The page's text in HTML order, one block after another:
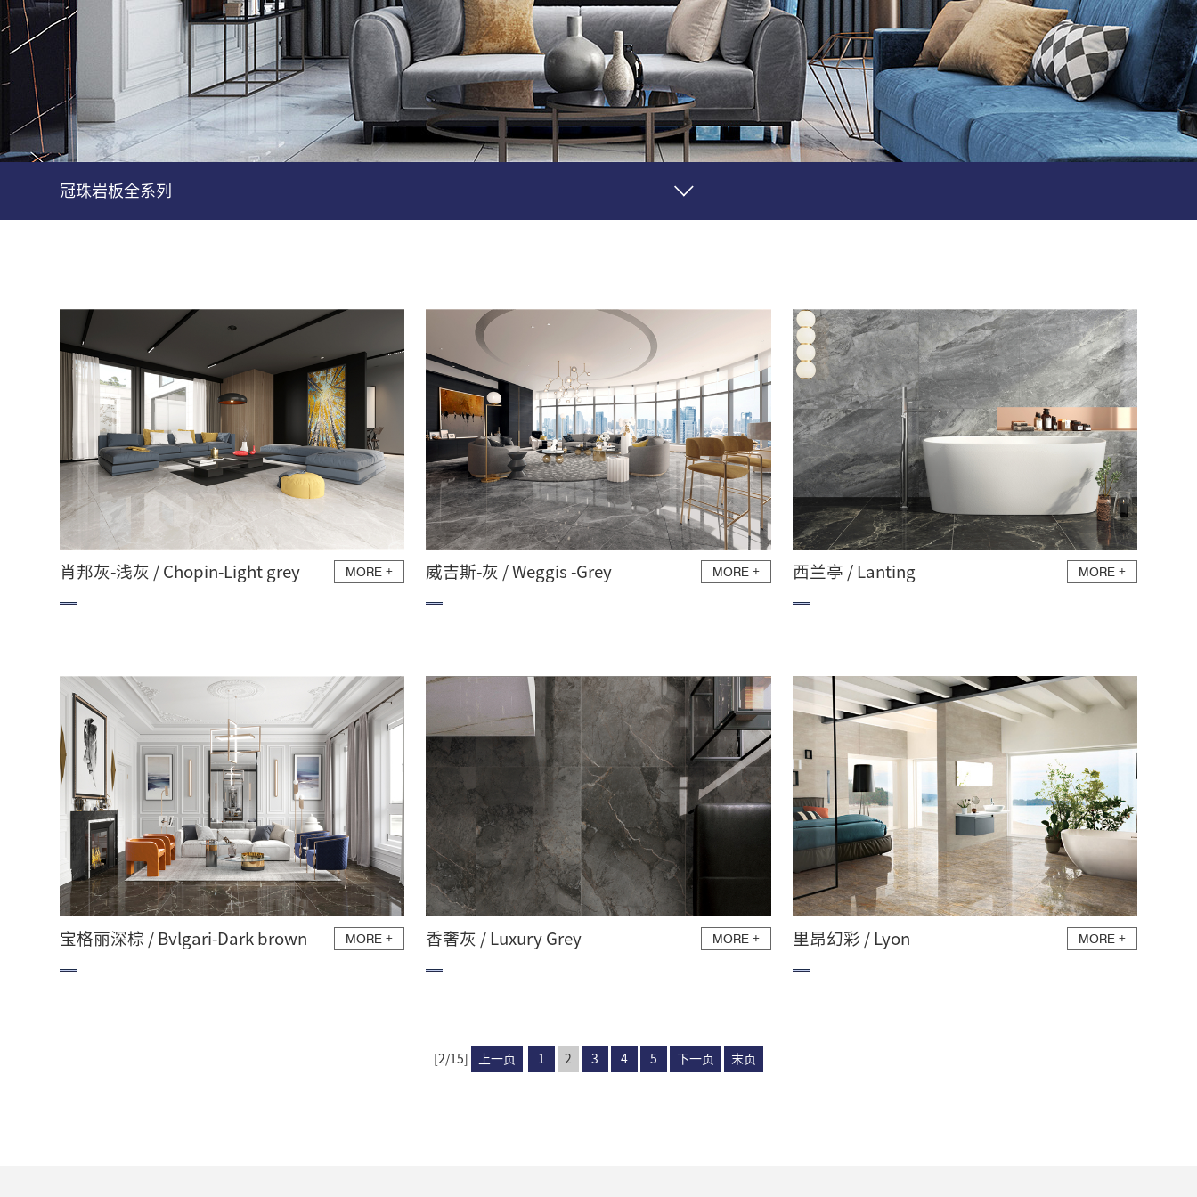
冠珠岩板全系列
肖邦灰-浅灰 / Chopin-Light grey MORE+ 威吉斯-灰 / Weggis -Grey MORE + 西兰亭 / Lanting MORE +
宝格丽深棕 / Bvlgari-Dark brown MORE+ 香奢灰 / Luxury Grey MORE + 里昂幻彩 / Lyon MORE +
[2/15] 上一页 1 2 3 4 5 下一页 末页